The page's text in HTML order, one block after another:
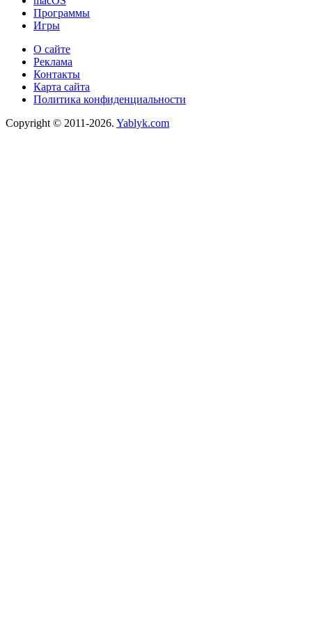
Программы
Игры
О сайте
Реклама
Контакты
Карта сайта
Политика конфиденциальности
Copyright © 2011-2026. Yablyk.сom